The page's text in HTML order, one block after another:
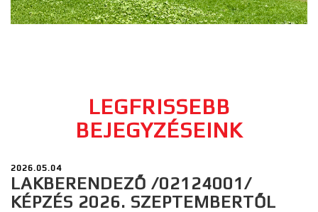
LEGFRISSEBB
BEJEGYZÉSEINK
2026.05.04
LAKBERENDEZŐ /02124001/
KÉPZÉS 2026. SZEPTEMBERTŐL